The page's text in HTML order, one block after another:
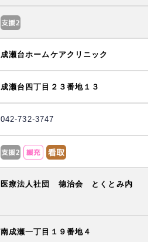
成瀬台ホームケアクリニック
成瀬台四丁目２３番地１３
042-732-3747
医療法人社団 德治会 とくとみ内
南成瀬一丁目１９番地４